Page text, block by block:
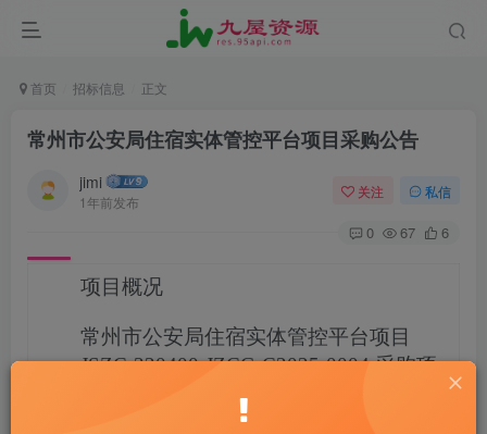
首页 招标信息 正文
常州市公安局住宿实体管控平台项目采购公告
jimi
1年前发布
关注 私信
0 67 6
项目概况
常州市公安局住宿实体管控平台项目
JSZC-320400-JZCG-C2025-0004采购项
目的潜在供应商应在
获取采购文件，并于